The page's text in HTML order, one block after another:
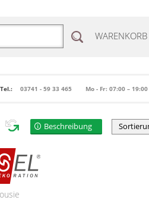
WARENKORB
Tel.: 03741 - 59 33 465 Mo - Fr: 07:00 – 19:00
Beschreibung